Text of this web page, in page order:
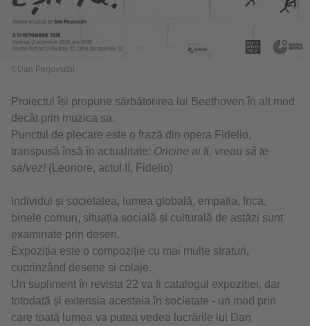
©Dan Perjovschi
Proiectul își propune sărbătorirea lui Beethoven în alt mod
decât prin muzica sa.
Punctul de plecare este o frază din opera Fidelio,
transpusă însă în actualitate: ​ Oricine ai fi, vreau să te
salvez! (Leonore, actul II, Fidelio)
Individul și societatea, lumea globală, empatia, frica,
binele comun, situația socială și culturală de astăzi sunt
examinate prin desen.
Expoziția este o compoziție cu mai multe straturi,
cuprinzând desene si colaje.
Un supliment în revista 22 va fi catalogul expoziției, dar
totodată și extensia acesteia în societate - un mod prin
care toată lumea va putea vedea lucrările lui Dan